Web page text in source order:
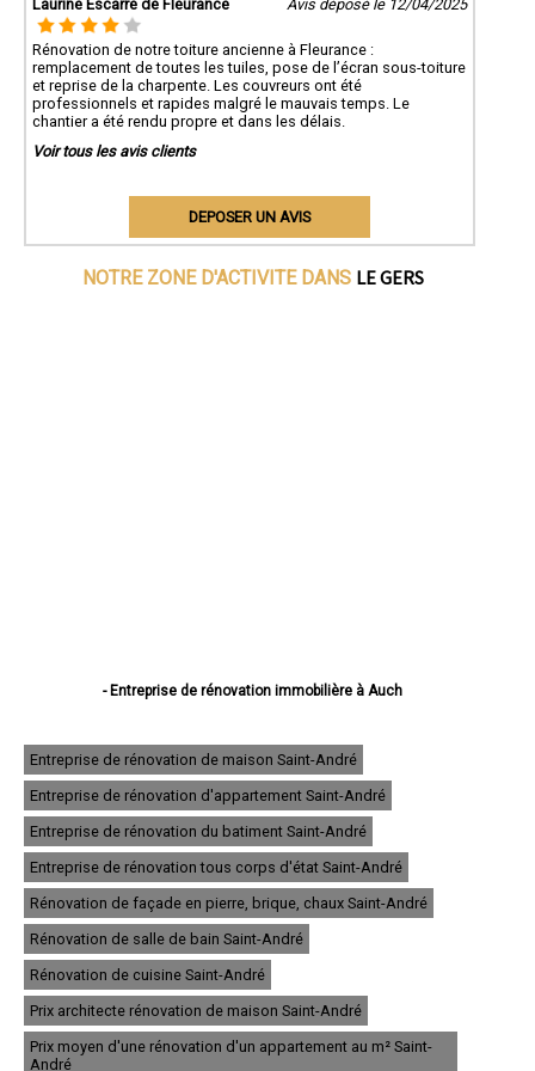
Laurine Escarré de Fleurance Avis déposé le 12/04/2025
Rénovation de notre toiture ancienne à Fleurance :
remplacement de toutes les tuiles, pose de l’écran sous-toiture
et reprise de la charpente. Les couvreurs ont été
professionnels et rapides malgré le mauvais temps. Le
chantier a été rendu propre et dans les délais.
Voir tous les avis clients
DEPOSER UN AVIS
NOTRE ZONE D'ACTIVITE DANS LE GERS
- Entreprise de rénovation immobilière à Auch
- Entreprise de rénovation immobilière à Fleurance
- Entreprise de rénovation immobilière à Eauze
- Entreprise de rénovation immobilière à Mirande
- Entreprise de rénovation immobilière à Lectoure
- Entreprise de rénovation immobilière à Vic-Fezensac
- Entreprise de rénovation immobilière à Gimont
- Entreprise de rénovation immobilière à Pavie
- Entreprise de rénovation immobilière à Samatan
- Entreprise de rénovation immobilière à Nogaro
- Entreprise de rénovation immobilière à Lombez
- Entreprise de rénovation immobilière à Mauvezin
- Entreprise de rénovation immobilière à Cazaubon
- Entreprise de rénovation immobilière à Riscle
- Entreprise de rénovation immobilière à Masseube
- Entreprise de rénovation immobilière à Plaisance
Entreprise de rénovation de maison Saint-André
Entreprise de rénovation d'appartement Saint-André
Entreprise de rénovation du batiment Saint-André
Entreprise de rénovation tous corps d'état Saint-André
Rénovation de façade en pierre, brique, chaux Saint-André
Rénovation de salle de bain Saint-André
Rénovation de cuisine Saint-André
Prix architecte rénovation de maison Saint-André
Prix moyen d'une rénovation d'un appartement au m² Saint-
André